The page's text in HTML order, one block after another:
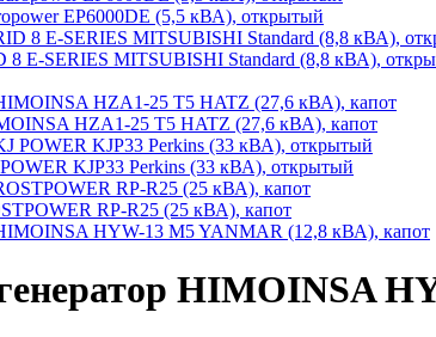
EP6000DE (5,5 кВА), открытый
8 E-SERIES MITSUBISHI Standard (8,8 кВА),
HZA1-25 T5 HATZ (27,6 кВА), капот
KJP33 Perkins (33 кВА), открытый
RP-R25 (25 кВА), капот
HIMOINSA